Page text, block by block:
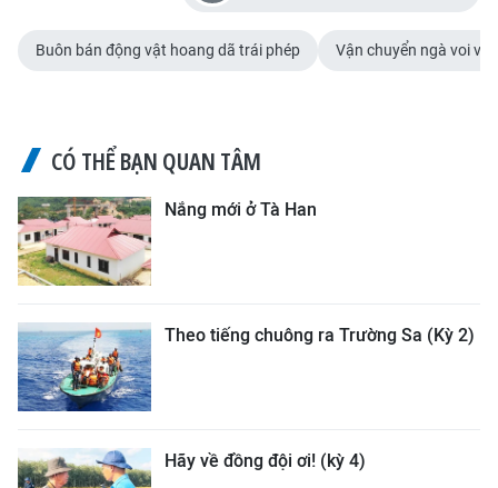
Buôn bán động vật hoang dã trái phép Vận chuyển ngà voi và
CÓ THỂ BẠN QUAN TÂM
Nắng mới ở Tà Han
Theo tiếng chuông ra Trường Sa (Kỳ 2)
Hãy về đồng đội ơi! (kỳ 4)